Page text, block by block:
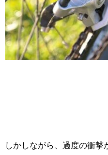
しかしながら、過度の衝撃